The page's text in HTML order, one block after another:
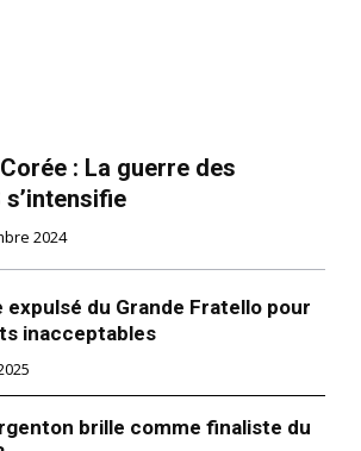
: La guerre des
s’intensifie
2024
expulsé du Grande Fratello pour
inacceptables
brille comme finaliste du